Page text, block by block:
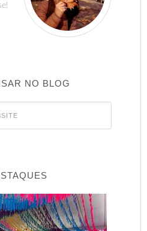
NO BLOG